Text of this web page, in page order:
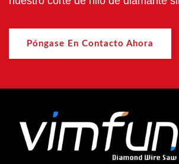
Póngase En Contacto Ahora